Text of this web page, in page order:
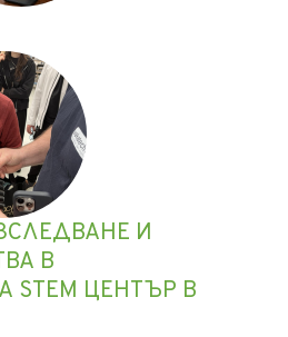
И
В
STEM ЦЕНТЪР В